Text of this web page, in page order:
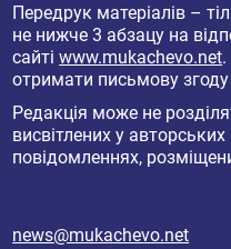
Передрук матеріалів –
не нижче 3 абзацу на
сайтіwww.mukachevo.net
отримати письмову згоду
Редакція може не
висвітлених у
повідомленнях,
news@mukachevo.net